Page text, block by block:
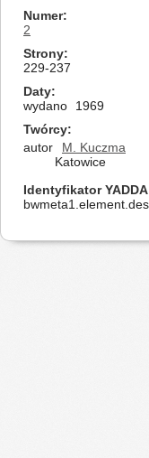
Numer
2
Strony
229-237
Daty
wydano
1969
Twórcy
autor
M. Kuczma
Katowice
Identyfikator YADDA